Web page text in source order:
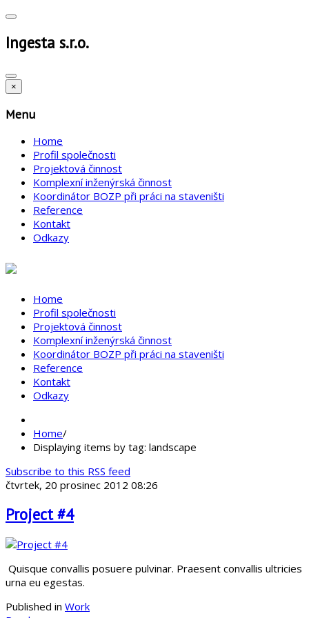
Ingesta s.r.o.
×
Menu
Home
Profil společnosti
Projektová činnost
Komplexní inženýrská činnost
Koordinátor BOZP při práci na staveništi
Reference
Kontakt
Odkazy
Home
Profil společnosti
Projektová činnost
Komplexní inženýrská činnost
Koordinátor BOZP při práci na staveništi
Reference
Kontakt
Odkazy
Home/
Displaying items by tag: landscape
Subscribe to this RSS feed
čtvrtek, 20 prosinec 2012 08:26
Project #4
Quisque convallis posuere pulvinar. Praesent convallis ultricies
urna eu egestas.
Published in Work